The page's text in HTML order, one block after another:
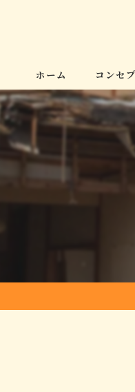
ホーム コンセ